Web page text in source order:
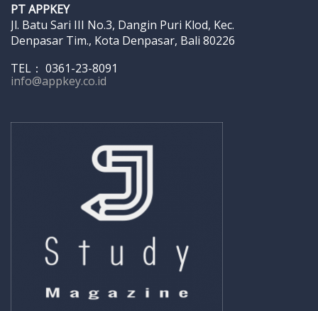
PT APPKEY
Jl. Batu Sari III No.3, Dangin Puri Klod, Kec.
Denpasar Tim., Kota Denpasar, Bali 80226
TEL： 0361-23-8091
info@appkey.co.id